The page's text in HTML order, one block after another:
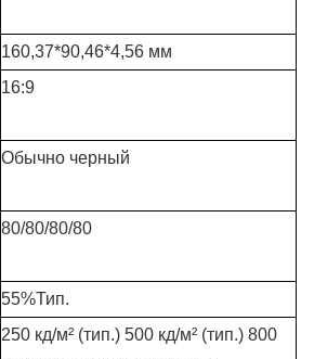
160,37*90,46*4,56 мм
16:9
Обычно черный
80/80/80/80
55%Тип.
250 кд/м² (тип.) 500 кд/м² (тип.) 800